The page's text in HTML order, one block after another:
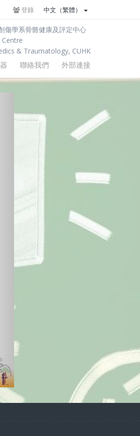
中文（繁體）
登錄
傷學系骨骼健康及評定中心
& Traumatology, CUHK
聯絡我們 外部連接